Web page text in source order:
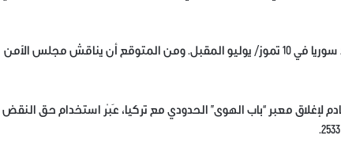
ينتهي سريان آلية نقل المساعدات عبر حدود سوريا في 10 تموز/ يوليو المقبل. ومن المتوقع أن يناقش مجلس الأمن
لإغلاق معبر “باب الهوى” الحدودي مع تركيا، عَبْر استخدام حق النقض